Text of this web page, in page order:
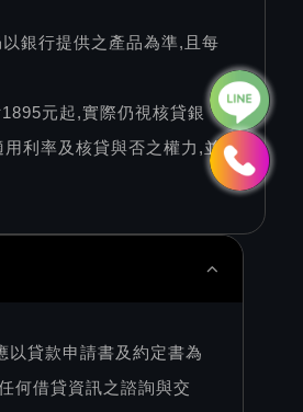
銀行提供之產品為準,且每
元起,實際仍視核貸銀
利率及核貸與否之權力,並
以貸款申請書及約定書為
何借貸資訊之諮詢與交